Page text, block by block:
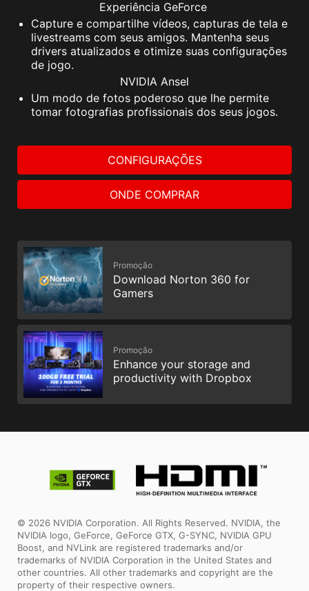
Experiência GeForce
Capture e compartilhe vídeos, capturas de tela e
livestreams com seus amigos. Mantenha seus
drivers atualizados e otimize suas configurações
de jogo.
NVIDIA Ansel
Um modo de fotos poderoso que lhe permite
tomar fotografias profissionais dos seus jogos.
CONFIGURAÇÕES
ONDE COMPRAR
Promoção
Download Norton 360 for
Gamers
Promoção
Enhance your storage and
productivity with Dropbox
© 2026 NVIDIA Corporation. All Rights Reserved. NVIDIA, the
NVIDIA logo, GeForce, GeForce GTX, G-SYNC, NVIDIA GPU
Boost, and NVLink are registered trademarks and/or
trademarks of NVIDIA Corporation in the United States and
other countries. All other trademarks and copyright are the
property of their respective owners.